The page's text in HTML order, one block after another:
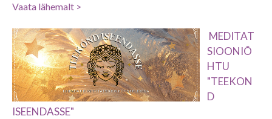
Vaata lähemalt >
MEDITAT
SIOONIÕ
HTU
"TEEKON
D
ISEENDASSE"